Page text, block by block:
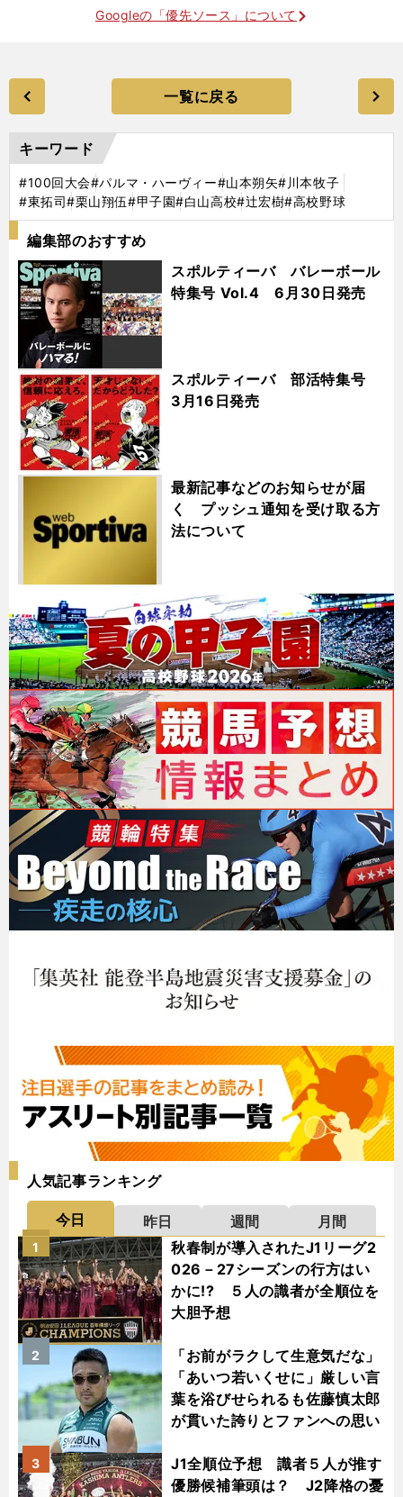
Googleの「優先ソース」について
一覧に戻る
キーワード
#100回大会#パルマ・ハーヴィー#山本朔矢#川本牧子
#東拓司#栗山翔伍#甲子園#白山高校#辻宏樹#高校野球
編集部のおすすめ
スポルティーバ バレーボール
特集号 Vol.4 6月30日発売
スポルティーバ 部活特集号
3月16日発売
最新記事などのお知らせが届
く プッシュ通知を受け取る方
法について
人気記事ランキング
今日 昨日 週間
月間
秋春制が導入されたJ1リーグ2
026－27シーズンの行方はい
かに!? ５人の識者が全順位を
大胆予想
1
「お前がラクして生意気だな」
「あいつ若いくせに」厳しい言
葉を浴びせられるも佐藤慎太郎
が貫いた誇りとファンへの思い
2
J1全順位予想 識者５人が推す
優勝候補筆頭は？ J2降格の憂
3